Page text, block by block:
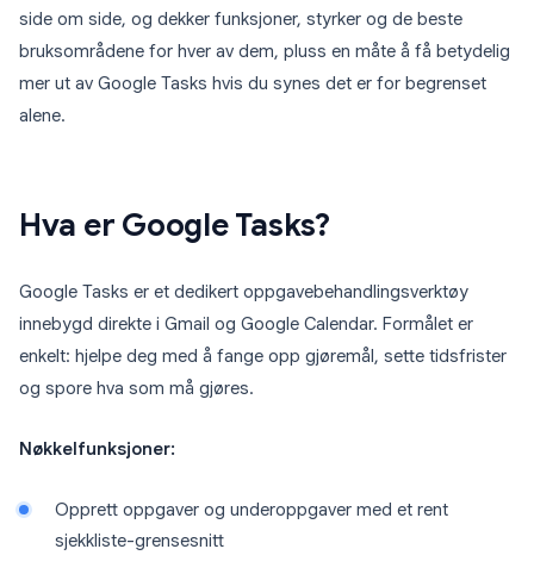
side om side, og dekker funksjoner, styrker og de beste
bruksområdene for hver av dem, pluss en måte å få betydelig
mer ut av Google Tasks hvis du synes det er for begrenset
alene.
Hva er Google Tasks?
Google Tasks er et dedikert oppgavebehandlingsverktøy
innebygd direkte i Gmail og Google Calendar. Formålet er
enkelt: hjelpe deg med å fange opp gjøremål, sette tidsfrister
og spore hva som må gjøres.
Nøkkelfunksjoner:
Opprett oppgaver og underoppgaver med et rent
sjekkliste-grensesnitt